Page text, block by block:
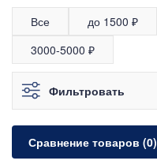
Все до 1500 ₽
3000-5000 ₽
Фильтровать
Сравнение товаров (0)